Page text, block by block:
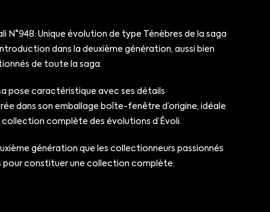
Unique évolution de type Ténèbres de la saga
dans la deuxième génération, aussi bien
de toute la saga.
pose caractéristique avec ses détails
dans son emballage boîte-fenêtre d’origine, idéale
complète des évolutions d’Évoli.
génération que les collectionneurs passionnés
pour constituer une collection complète.